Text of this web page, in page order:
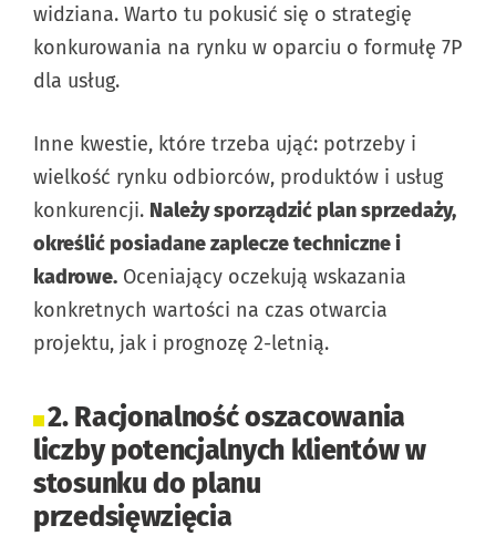
widziana. Warto tu pokusić się o strategię
konkurowania na rynku w oparciu o formułę 7P
dla usług.
Inne kwestie, które trzeba ująć: potrzeby i
wielkość rynku odbiorców, produktów i usług
konkurencji. Należy sporządzić plan sprzedaży,
określić posiadane zaplecze techniczne i
kadrowe. Oceniający oczekują wskazania
konkretnych wartości na czas otwarcia
projektu, jak i prognozę 2-letnią.
2. Racjonalność oszacowania
liczby potencjalnych klientów w
stosunku do planu
przedsięwzięcia